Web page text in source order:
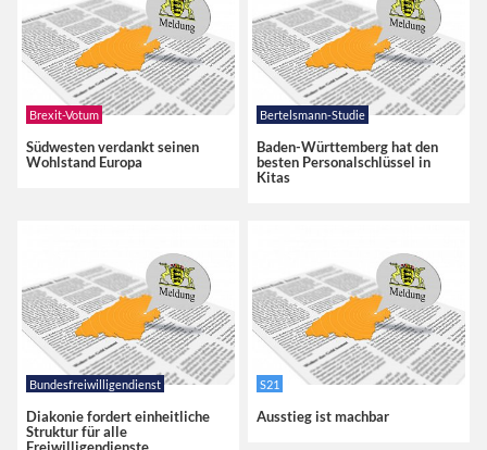
Brexit-Votum
Südwesten verdankt seinen
Wohlstand Europa
Bertelsmann-Studie
Baden-Württemberg hat den
besten Personalschlüssel in
Kitas
Bundesfreiwilligendienst
Diakonie fordert einheitliche
Struktur für alle
S21
Ausstieg ist machbar